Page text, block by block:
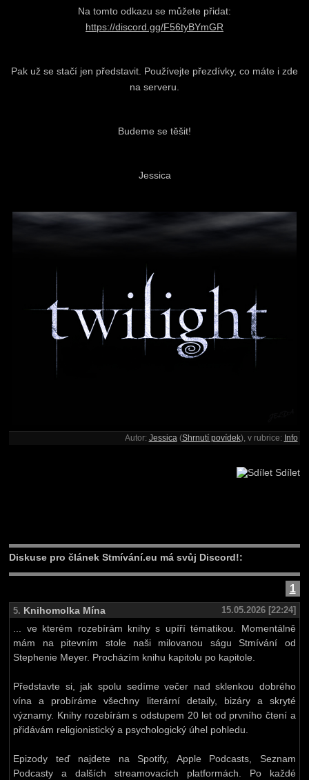
Na tomto odkazu se můžete přidat:
https://discord.gg/F56tyBYmGR
Pak už se stačí jen představit. Používejte přezdívky, co máte i zde
na serveru.
Budeme se těšit!
Jessica
Autor: Jessica(Shrnutí povídek), v rubrice: Info
Sdílet
Diskuse pro článek Stmívání.eu má svůj Discord!:
1
5. Knihomolka Mína
15.05.2026 [22:24]
... ve kterém rozebírám knihy s upíří tématikou. Momentálně
mám na pitevním stole naši milovanou ságu Stmívání od
Stephenie Meyer. Procházím knihu kapitolu po kapitole.
Představte si, jak spolu sedíme večer nad sklenkou dobrého
vína a probíráme všechny literární detaily, bizáry a skryté
významy. Knihy rozebírám s odstupem 20 let od prvního čtení a
přidávám religionistický a psychologický úhel pohledu.
Epizody teď najdete na Spotify, Apple Podcasts, Seznam
Podcasty a dalších streamovacích platformách. Po každé